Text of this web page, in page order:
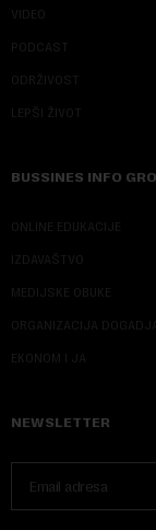
VIDEO
PODCAST
ODRŽIVOST
LEPŠI ŽIVOT
BUSSINES INFO
ONLINE EDUKACIJE
IZDAVAŠTVO
MEDIJSKE OBUKE
ORGANIZACIJA
EKONOM I JA
NEWSLETTER